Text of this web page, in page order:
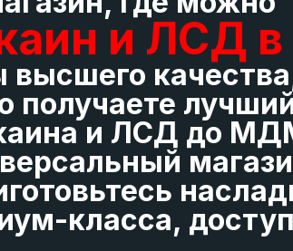
и ЛСД
получаете
и ЛСД до
класса,